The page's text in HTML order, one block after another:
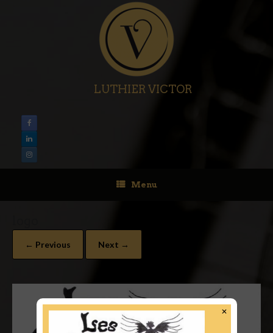
LUTHIER VICTOR
Menu
← Previous Next →
✕